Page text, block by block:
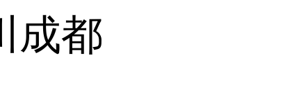
成都